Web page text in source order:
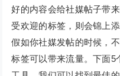
好的内容会给社媒帖子带
受欢迎的标签，则会锦上添
假如你社媒发帖的时候，
标签可以带来流量。下面5